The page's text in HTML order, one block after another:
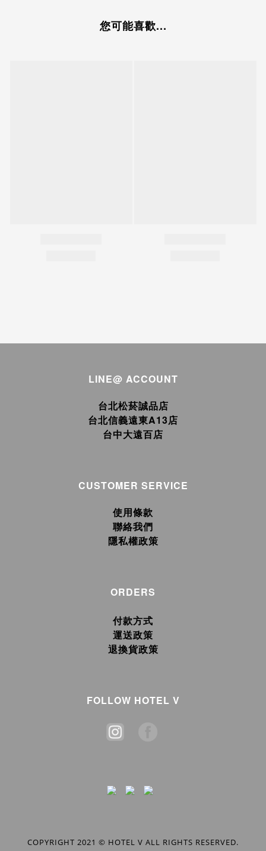
您可能喜歡...
LINE@ ACCOUNT
台北松菸誠品店
台北信義遠東A13店
台中大遠百店
CUSTOMER SERVICE
使用條款
聯絡我們
隱私權政策
ORDERS
付款方式
運送政策
退換貨政策
FOLLOW HOTEL V
COPYRIGHT 2021 © HOTEL V ALL RIGHTS RESERVED.